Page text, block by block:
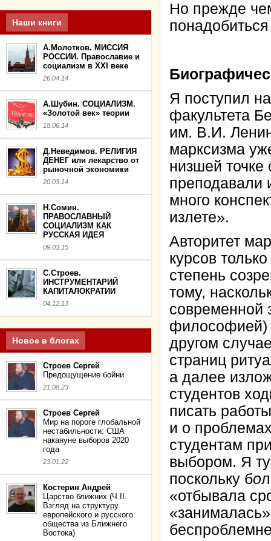
Наши книги
А.Молотков. МИССИЯ
РОССИИ. Православие и
социализм в XXI веке
26.04.14
А.Шубин. СОЦИАЛИЗМ.
«Золотой век» теории
18.06.14
Д.Неведимов. РЕЛИГИЯ
ДЕНЕГ или лекарство от
рыночной экономики
20.03.14
Н.Сомин.
ПРАВОСЛАВНЫЙ
СОЦИАЛИЗМ КАК
РУССКАЯ ИДЕЯ
09.03.15
С.Строев.
ИНСТРУМЕНТАРИЙ
КАПИТАЛОКРАТИИ
04.12.13
Новое в блогах
Строев Сергей
Предощущение бойни
21.08.23
Строев Сергей
Мир на пороге глобальной
нестабильности: США
накануне выборов 2020
года
23.01.22
Костерин Андрей
Царство ближних (Ч.II.
Взгляд на структуру
европейского и русского
общества из Ближнего
Востока)
Но прежде
Я поступил
факультета
им. В.И.
марксизма
низшей точке
преподавали
много
излете».
Авторитет
курсов
степень
тому,
философией)
другом
страниц
а далее
студентов
писать
и о
студентам
выбором. Я
поскольку бо
«отбывала